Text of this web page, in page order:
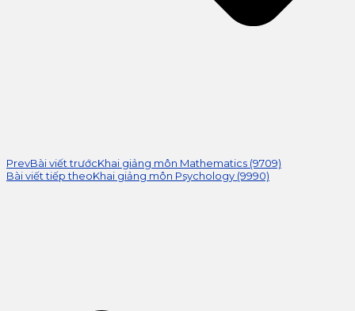
PrevBài viết trướcKhai giảng môn Mathematics (9709)
Bài viết tiếp theoKhai giảng môn Psychology (9990)